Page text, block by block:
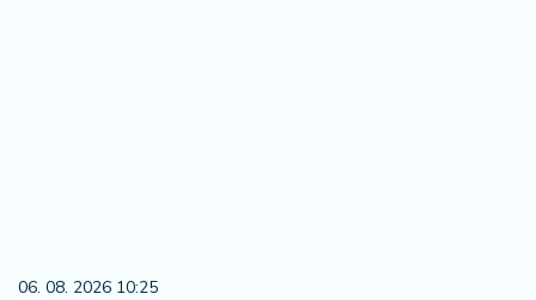
06. 08. 2026 10:25